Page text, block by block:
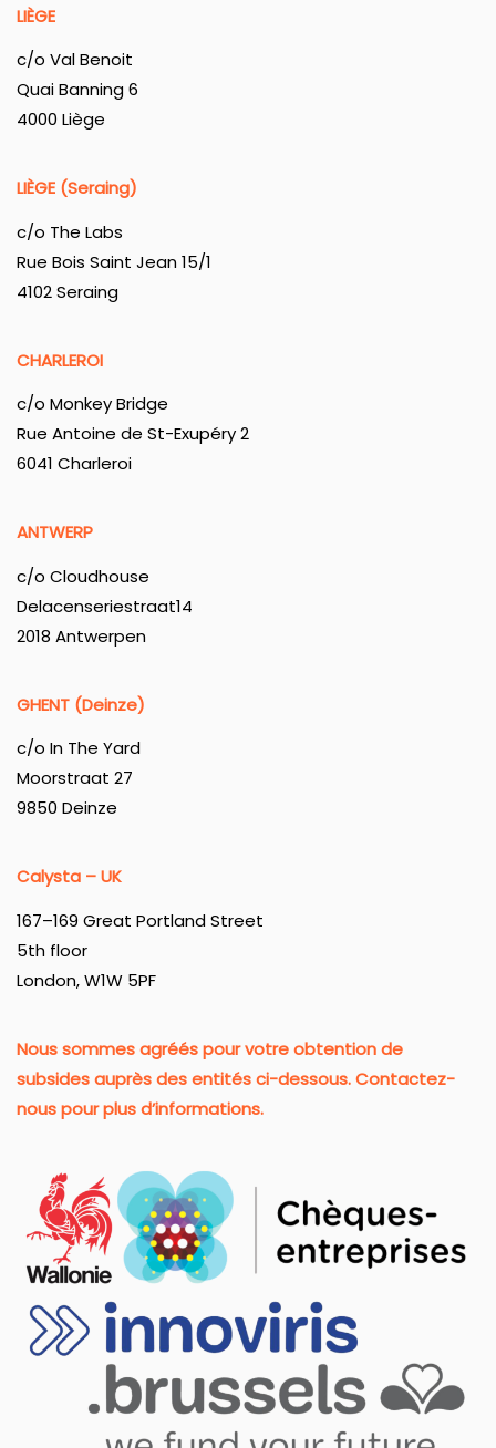
LIÈGE
c/o Val Benoit
Quai Banning 6
4000 Liège
LIÈGE (Seraing)
c/o The Labs
Rue Bois Saint Jean 15/1
4102 Seraing
CHARLEROI
c/o Monkey Bridge
Rue Antoine de St-Exupéry 2
6041 Charleroi
ANTWERP
c/o Cloudhouse
Delacenseriestraat14
2018 Antwerpen
GHENT (Deinze)
c/o In The Yard
Moorstraat 27
9850 Deinze
Calysta – UK
167–169 Great Portland Street
5th floor
London, W1W 5PF
Nous sommes agréés pour votre obtention de
subsides auprès des entités ci-dessous. Contactez-
nous pour plus d’informations.